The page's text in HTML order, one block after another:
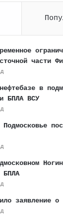
части
в
БПЛА ВСУ
БПЛА
заявление